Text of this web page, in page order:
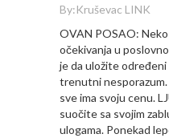
By:Kruševac LINK
OVAN POSAO: Neko
očekivanja u
je da uložite
trenutni
sve ima svoju cenu.
suočite sa svojim
ulogama. Ponekad